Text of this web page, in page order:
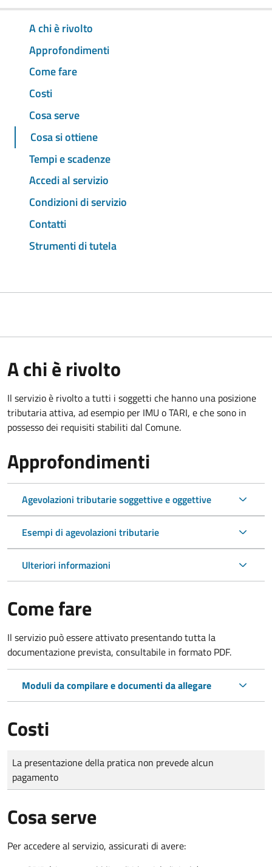
A chi è rivolto
Approfondimenti
Come fare
Costi
Cosa serve
Cosa si ottiene
Tempi e scadenze
Accedi al servizio
Condizioni di servizio
Contatti
Strumenti di tutela
A chi è rivolto
Il servizio è rivolto a tutti i soggetti che hanno una posizione
tributaria attiva, ad esempio per IMU o TARI, e che sono in
possesso dei requisiti stabiliti dal Comune.
Approfondimenti
Agevolazioni tributarie soggettive e oggettive
Esempi di agevolazioni tributarie
Ulteriori informazioni
Come fare
Il servizio può essere attivato presentando tutta la
documentazione prevista, consultabile in formato PDF.
Moduli da compilare e documenti da allegare
Costi
Tipo di pagamento
Importo
La presentazione della pratica non prevede alcun
pagamento
Cosa serve
Per accedere al servizio, assicurati di avere: